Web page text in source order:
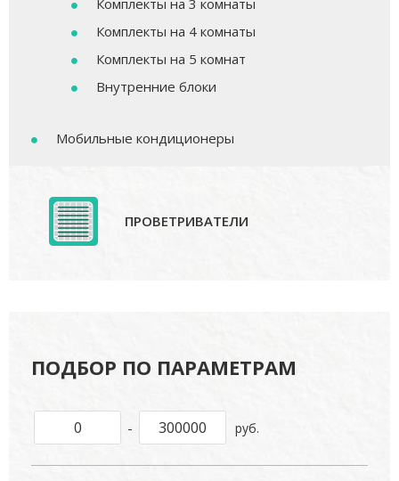
Комплекты на 3 комнаты
Комплекты на 4 комнаты
Комплекты на 5 комнат
Внутренние блоки
Мобильные кондиционеры
ПРОВЕТРИВАТЕЛИ
ПОДБОР ПО ПАРАМЕТРАМ
- руб.